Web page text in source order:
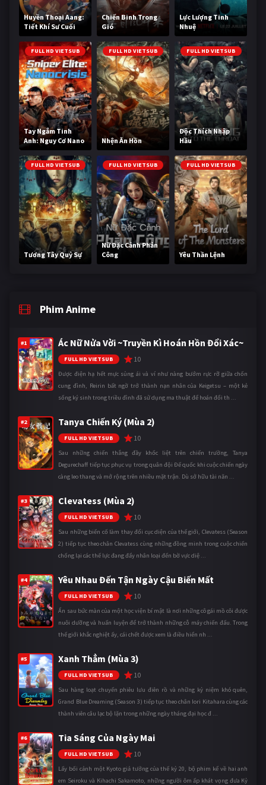
Huyền Thoại Aang:
Tiết Khí Sư Cuối
Cùng
Chiến Binh Trong
Gió
Lực Lượng Tinh
Nhuệ
FULL HD VIETSUB
Tay Ngắm Tinh
Anh: Nguy Cơ Nano
FULL HD VIETSUB
Nhện Ăn Hồn
FULL HD VIETSUB
Độc Thích Nhập
Hầu
FULL HD VIETSUB
Tương Tây Quỷ Sự
FULL HD VIETSUB
Nữ Đặc Cảnh Phản
Công
FULL HD VIETSUB
Yêu Thần Lệnh
Phim Anime
#1 Ác Nữ Nửa Vời ~Truyền Kì Hoán Hồn Đổi Xác~
FULL HD VIETSUB 10
Được điện hạ hết mực sủng ái và ví như nàng bướm rực rỡ giữa chốn
cung đình, Reirin bất ngờ trở thành nạn nhân của Keigetsu – một kẻ
sống ký sinh trong triều đình đã sử dụng ma thuật để hoán đổi th ...
#2 Tanya Chiến Ký (Mùa 2)
FULL HD VIETSUB 10
Sau những chiến thắng đầy khốc liệt trên chiến trường, Tanya
Degurechaff tiếp tục phục vụ trong quân đội Đế quốc khi cuộc chiến ngày
càng leo thang và mở rộng trên nhiều mặt trận. Dù sở hữu tài năn ...
#3 Clevatess (Mùa 2)
FULL HD VIETSUB 10
Sau những biến cố làm thay đổi cục diện của thế giới, Clevatess (Season
2) tiếp tục theo chân Clevatess cùng những đồng minh trong cuộc chiến
chống lại các thế lực đang đẩy nhân loại đến bờ vực diệ ...
#4 Yêu Nhau Đến Tận Ngày Cậu Biến Mất
FULL HD VIETSUB 10
Ẩn sau bức màn của một học viện bí mật là nơi những cô gái mồ côi được
nuôi dưỡng và huấn luyện để trở thành những cỗ máy chiến đấu. Trong
thế giới khắc nghiệt ấy, cái chết được xem là điều hiển nh ...
#5 Xanh Thẳm (Mùa 3)
FULL HD VIETSUB 10
Sau hàng loạt chuyến phiêu lưu điên rồ và những kỷ niệm khó quên,
Grand Blue Dreaming (Season 3) tiếp tục theo chân Iori Kitahara cùng các
thành viên câu lạc bộ lặn trong những ngày tháng đại học đ ...
#6 Tia Sáng Của Ngày Mai
FULL HD VIETSUB 10
Lấy bối cảnh một Kyoto giả tưởng của thế kỷ 20, bộ phim kể về hai anh
em Seiroku và Kihachi Sakamoto, những người ôm ấp khát vọng đưa Kỷ